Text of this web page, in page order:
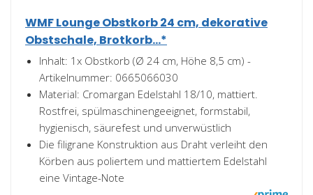
WMF Lounge Obstkorb 24 cm, dekorative
Obstschale, Brotkorb...*
Inhalt: 1x Obstkorb (Ø 24 cm, Höhe 8,5 cm) -
Artikelnummer: 0665066030
Material: Cromargan Edelstahl 18/10, mattiert.
Rostfrei, spülmaschinengeeignet, formstabil,
hygienisch, säurefest und unverwüstlich
Die filigrane Konstruktion aus Draht verleiht den
Körben aus poliertem und mattiertem Edelstahl
eine Vintage-Note